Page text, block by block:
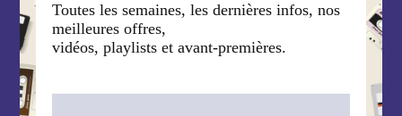
Toutes les semaines, les dernières infos, nos
meilleures offres,
vidéos, playlists et avant-premières.